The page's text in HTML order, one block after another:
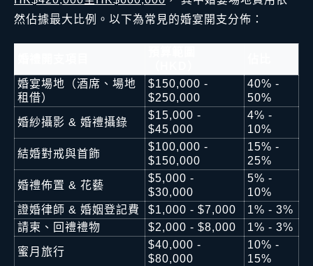
然佔據最大比例。以下為常見的婚宴開支分佈：
婚宴場地（酒席、場地
租借）
$150,000 -
$250,000
40% -
50%
婚紗攝影 & 婚禮攝錄
$15,000 -
$45,000
4% -
10%
結婚對戒與首飾
$100,000 -
$150,000
15% -
25%
婚禮佈置 & 花藝
$5,000 -
$30,000
5% -
10%
證婚律師 & 婚姻登記費
$1,000 - $7,000
1% - 3%
請柬、回禮禮物
$2,000 - $8,000 1% - 3%
蜜月旅行
$40,000 -
$80,000
10% -
15%